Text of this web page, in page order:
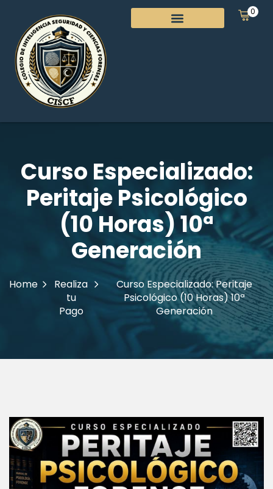
0
Curso Especializado:
Peritaje Psicológico
(10 Horas) 10ª
Generación
Home
Realiza
tu
Pago
Curso Especializado: Peritaje
Psicológico (10 Horas) 10ª
Generación